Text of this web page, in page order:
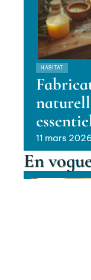
HABITAT
11 mars 2026
En